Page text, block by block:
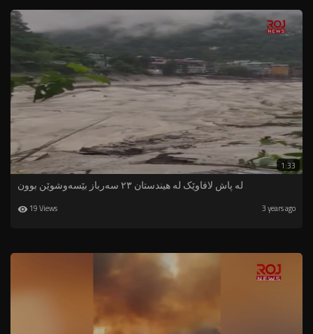
1:33
لە پاش لافاوێک لە هیندستان ٢٣ سەرباز بێسەوشوێن بوون
19 Views 3 years ago